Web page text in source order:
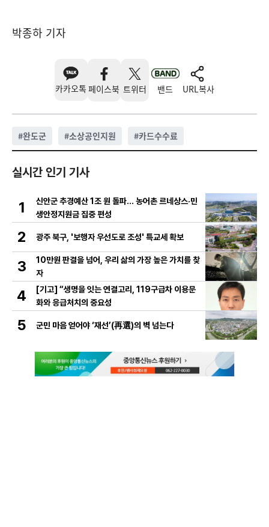
박종하 기자
카카오톡 페이스북 트위터 밴드 URL복사
#완도군 #소상공인지원 #카드수수료
실시간 인기 기사
1
신안군 추경예산 1조 원 돌파… 농어촌 르네상스·민
생안정지원금 집중 편성
2 광주 북구, '보행자 우선도로 조성' 특교세 확보
3
10만원 판결을 넘어, 우리 삶의 가장 높은 가치를 찾
자
4
[기고] “생명을 잇는 연결고리, 119구급차 이용문
화와 응급처치의 중요성
5 군민 마음 얻어야 ‘재선’(再選)의 벽 넘는다